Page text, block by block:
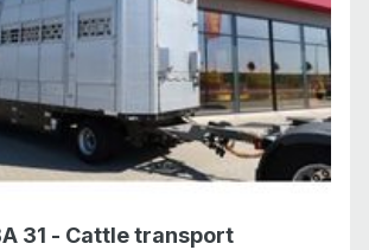
31 - Cattle transport